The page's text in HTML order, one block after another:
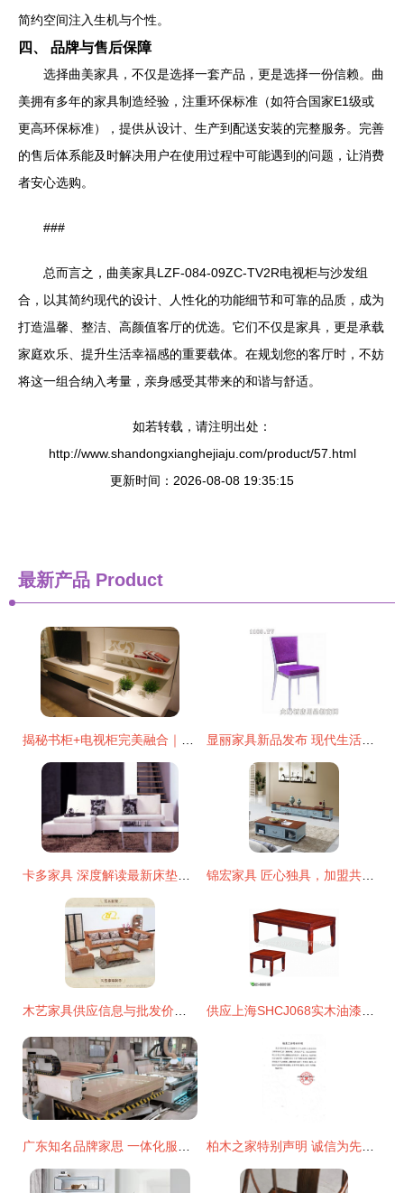
简约空间注入生机与个性。
四、 品牌与售后保障
选择曲美家具，不仅是选择一套产品，更是选择一份信赖。曲
美拥有多年的家具制造经验，注重环保标准（如符合国家E1级或
更高环保标准），提供从设计、生产到配送安装的完整服务。完善
的售后体系能及时解决用户在使用过程中可能遇到的问题，让消费
者安心选购。
###
总而言之，曲美家具LZF-084-09ZC-TV2R电视柜与沙发组
合，以其简约现代的设计、人性化的功能细节和可靠的品质，成为
打造温馨、整洁、高颜值客厅的优选。它们不仅是家具，更是承载
家庭欢乐、提升生活幸福感的重要载体。在规划您的客厅时，不妨
将这一组合纳入考量，亲身感受其带来的和谐与舒适。
如若转载，请注明出处：
http://www.shandongxianghejiaju.com/product/57.html
更新时间：2026-08-08 19:35:15
最新产品 Product